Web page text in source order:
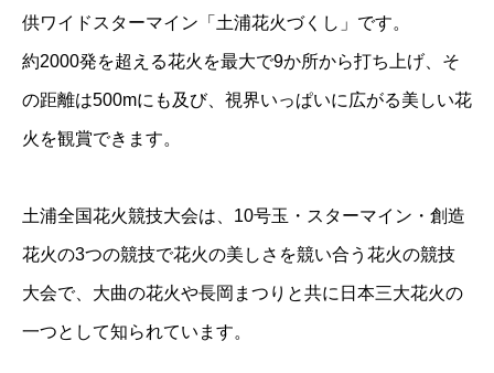
供ワイドスターマイン「土浦花火づくし」です。
約2000発を超える花火を最大で9か所から打ち上げ、そ
の距離は500mにも及び、視界いっぱいに広がる美しい花
火を観賞できます。
土浦全国花火競技大会は、10号玉・スターマイン・創造
花火の3つの競技で花火の美しさを競い合う花火の競技
大会で、大曲の花火や長岡まつりと共に日本三大花火の
一つとして知られています。